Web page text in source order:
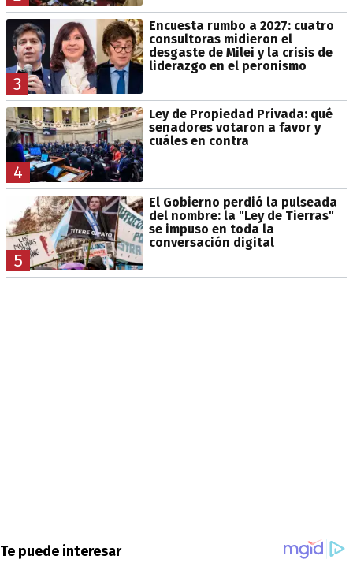
3
Encuesta rumbo a 2027: cuatro
consultoras midieron el
desgaste de Milei y la crisis de
liderazgo en el peronismo
4
Ley de Propiedad Privada: qué
senadores votaron a favor y
cuáles en contra
5
El Gobierno perdió la pulseada
del nombre: la "Ley de Tierras"
se impuso en toda la
conversación digital